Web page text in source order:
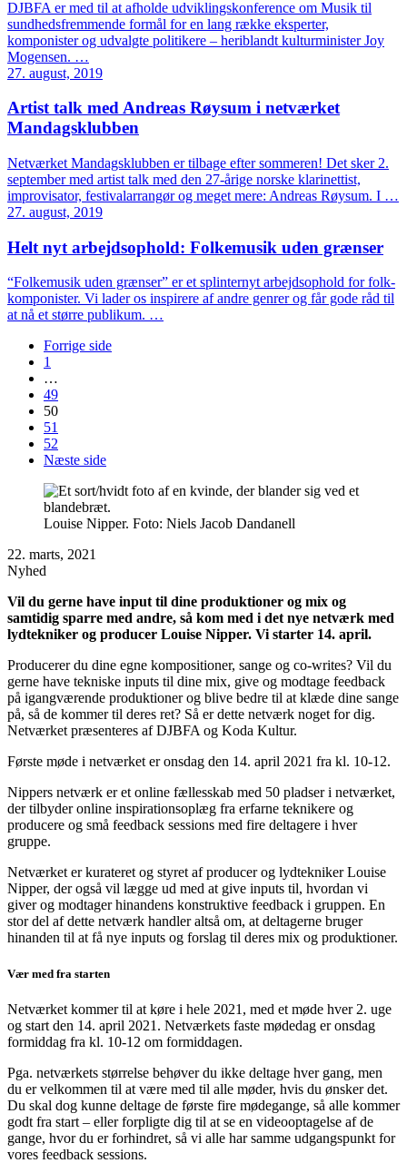
DJBFA er med til at afholde udviklingskonference om Musik til
sundhedsfremmende formål for en lang række eksperter,
komponister og udvalgte politikere – heriblandt kulturminister Joy
Mogensen. …
27. august, 2019
Artist talk med Andreas Røysum i netværket
Mandagsklubben
Netværket Mandagsklubben er tilbage efter sommeren! Det sker 2.
september med artist talk med den 27-årige norske klarinettist,
improvisator, festivalarrangør og meget mere: Andreas Røysum. I …
27. august, 2019
Helt nyt arbejdsophold: Folkemusik uden grænser
“Folkemusik uden grænser” er et splinternyt arbejdsophold for folk-
komponister. Vi lader os inspirere af andre genrer og får gode råd til
at nå et større publikum. …
Forrige side
1
…
49
50
51
52
Næste side
Louise Nipper. Foto: Niels Jacob Dandanell
22. marts, 2021
Nyhed
Vil du gerne have input til dine produktioner og mix og
samtidig sparre med andre, så kom med i det nye netværk med
lydtekniker og producer Louise Nipper. Vi starter 14. april.
Producerer du dine egne kompositioner, sange og co-writes? Vil du
gerne have tekniske inputs til dine mix, give og modtage feedback
på igangværende produktioner og blive bedre til at klæde dine sange
på, så de kommer til deres ret? Så er dette netværk noget for dig.
Netværket præsenteres af DJBFA og Koda Kultur.
Første møde i netværket er onsdag den 14. april 2021 fra kl. 10-12.
Nippers netværk er et online fællesskab med 50 pladser i netværket,
der tilbyder online inspirationsoplæg fra erfarne teknikere og
producere og små feedback sessions med fire deltagere i hver
gruppe.
Netværket er kurateret og styret af producer og lydtekniker Louise
Nipper, der også vil lægge ud med at give inputs til, hvordan vi
giver og modtager hinandens konstruktive feedback i gruppen. En
stor del af dette netværk handler altså om, at deltagerne bruger
hinanden til at få nye inputs og forslag til deres mix og produktioner.
Vær med fra starten
Netværket kommer til at køre i hele 2021, med et møde hver 2. uge
og start den 14. april 2021. Netværkets faste mødedag er onsdag
formiddag fra kl. 10-12 om formiddagen.
Pga. netværkets størrelse behøver du ikke deltage hver gang, men
du er velkommen til at være med til alle møder, hvis du ønsker det.
Du skal dog kunne deltage de første fire mødegange, så alle kommer
godt fra start – eller forpligte dig til at se en videooptagelse af de
gange, hvor du er forhindret, så vi alle har samme udgangspunkt for
vores feedback sessions.